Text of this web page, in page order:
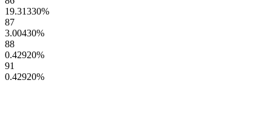
19.31330%
87
3.00430%
88
0.42920%
91
0.42920%